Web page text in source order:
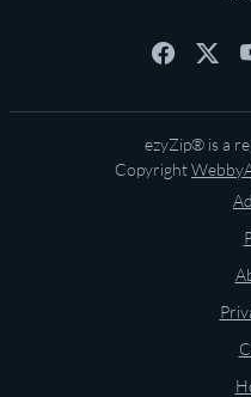
ezyZip® is a
Copyright